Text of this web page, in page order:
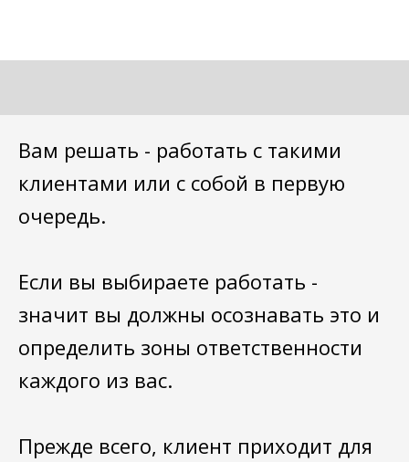
Вам решать - работать с такими
клиентами или с собой в первую
очередь.
Если вы выбираете работать -
значит вы должны осознавать это и
определить зоны ответственности
каждого из вас.
Прежде всего, клиент приходит для